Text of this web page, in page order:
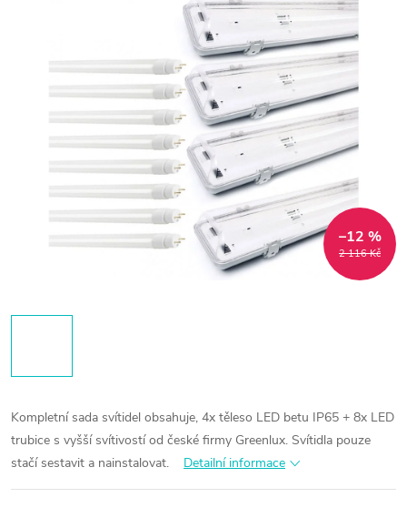
2 116 Kč
–12 %
Kompletní sada svítidel obsahuje, 4x těleso LED betu IP65 + 8x LED
trubice s vyšší svítivostí od české firmy Greenlux. Svítidla pouze
stačí sestavit a nainstalovat.
Detailní informace